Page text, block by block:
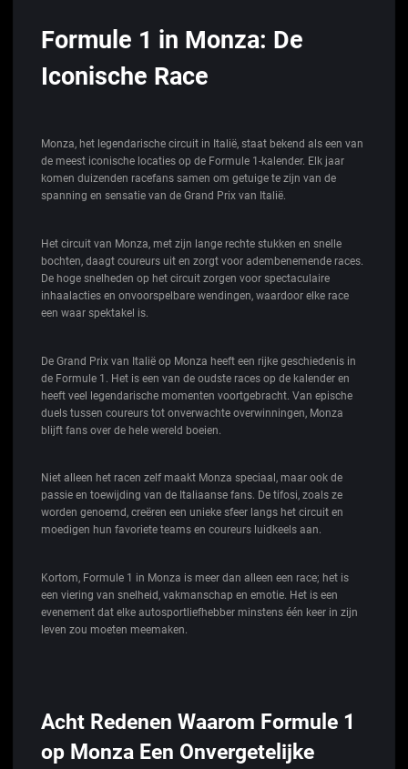
Formule 1 in Monza: De
Iconische Race
Monza, het legendarische circuit in Italië, staat bekend als een van
de meest iconische locaties op de Formule 1-kalender. Elk jaar
komen duizenden racefans samen om getuige te zijn van de
spanning en sensatie van de Grand Prix van Italië.
Het circuit van Monza, met zijn lange rechte stukken en snelle
bochten, daagt coureurs uit en zorgt voor adembenemende races.
De hoge snelheden op het circuit zorgen voor spectaculaire
inhaalacties en onvoorspelbare wendingen, waardoor elke race
een waar spektakel is.
De Grand Prix van Italië op Monza heeft een rijke geschiedenis in
de Formule 1. Het is een van de oudste races op de kalender en
heeft veel legendarische momenten voortgebracht. Van epische
duels tussen coureurs tot onverwachte overwinningen, Monza
blijft fans over de hele wereld boeien.
Niet alleen het racen zelf maakt Monza speciaal, maar ook de
passie en toewijding van de Italiaanse fans. De tifosi, zoals ze
worden genoemd, creëren een unieke sfeer langs het circuit en
moedigen hun favoriete teams en coureurs luidkeels aan.
Kortom, Formule 1 in Monza is meer dan alleen een race; het is
een viering van snelheid, vakmanschap en emotie. Het is een
evenement dat elke autosportliefhebber minstens één keer in zijn
leven zou moeten meemaken.
Acht Redenen Waarom Formule 1
op Monza Een Onvergetelijke